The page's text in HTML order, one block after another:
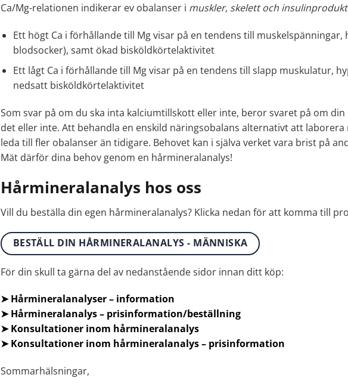
Ca/Mg-relationen indikerar ev obalanser i muskler, skelett och
Ett högt Ca i förhållande till Mg visar på en tendens till
blodsocker), samt ökad bisköldkörtelaktivitet
Ett lågt Ca i förhållande till Mg visar på en tendens till slapp muskulatur,
nedsatt bisköldkörtelaktivitet
Som svar på om du ska inta kalciumtillskott eller inte, beror svaret på om
det eller inte. Att behandla en enskild näringsobalans alternativt att
leda till fler obalanser än tidigare. Behovet kan i själva verket vara brist på
Mät därför dina behov genom en hårmineralanalys!
Hårmineralanalys hos oss
Vill du beställa din egen hårmineralanalys? Klicka nedan för att komma till
BESTÄLL DIN HÅRMINERALANALYS - MÄNNISKA
För din skull ta gärna del av nedanstående sidor innan ditt köp:
➤ Hårmineralanalyser – information
➤ Hårmineralanalys – prisinformation/beställning
➤ Konsultationer inom hårmineralanalys
➤ Konsultationer inom hårmineralanalys – prisinformation
Sommarhälsningar,